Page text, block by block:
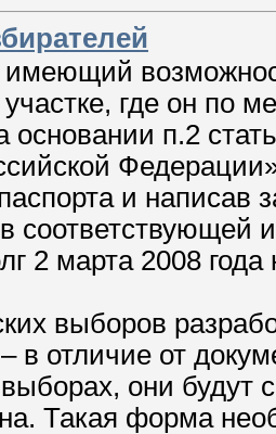
имеющий
где он по
основании п.2
и написав
соответствующей
2 марта 2008
выборов
в отличие от
они будут
Такая форма